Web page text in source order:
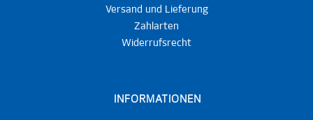
Versand und Lieferung
Zahlarten
Widerrufsrecht
INFORMATIONEN